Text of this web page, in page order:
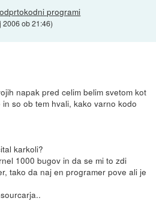
programi
2006 ob 21:46)
napak pred celim belim svetom kot
so ob tem hvali, kako varno kodo
karkoli?
1000 bugov in da se mi to zdi
tako da naj en programer pove ali je